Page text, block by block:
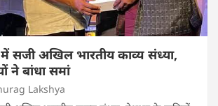
सजी अखिल भारतीय काव्य संध्या,
ने बांधा समां
Lakshya